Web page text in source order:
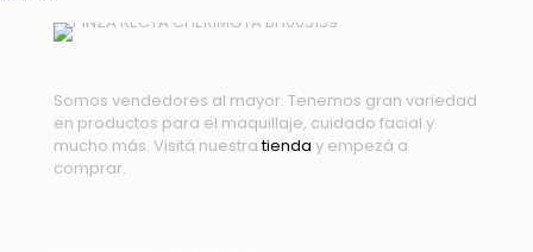
Somos vendedores al mayor. Tenemos gran variedad
en productos para el maquillaje, cuidado facial y
mucho más. Visitá nuestratienda y empezá a
comprar.